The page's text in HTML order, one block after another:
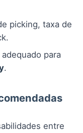
picking, taxa de
para
.
entre